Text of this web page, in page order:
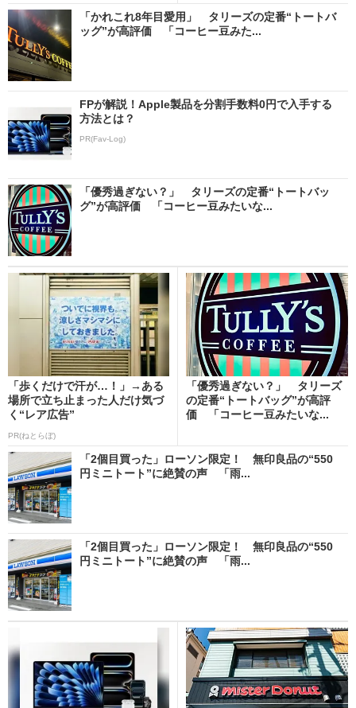
「かれこれ8年目愛用」 タリーズの定番“トートバ
ッグ”が高評価 「コーヒー豆みた...
FPが解説！Apple製品を分割手数料0円で入手する
方法とは？
PR(Fav-Log)
「優秀過ぎない？」 タリーズの定番“トートバッ
グ”が高評価 「コーヒー豆みたいな...
「歩くだけで汗が…！」→ある
場所で立ち止まった人だけ気づ
く“レア広告”
PR(ねとらぼ)
「優秀過ぎない？」 タリーズ
の定番“トートバッグ”が高評
価 「コーヒー豆みたいな...
「2個目買った」ローソン限定！ 無印良品の“550
円ミニトート”に絶賛の声 「雨...
「2個目買った」ローソン限定！ 無印良品の“550
円ミニトート”に絶賛の声 「雨...